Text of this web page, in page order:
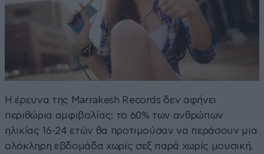
Η έρευνα της Marrakesh Records δεν αφήνει
περιθώρια αμφιβολίας: το 60% των ανθρώπων
ηλικίας 16-24 ετών θα προτιμούσαν να περάσουν μια
ολόκληρη εβδομάδα χωρίς σεξ παρά χωρίς μουσική.